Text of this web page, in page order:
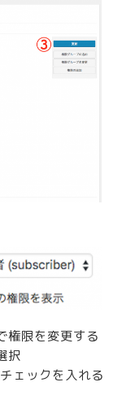
権限を変更する
択
ェックを入れる